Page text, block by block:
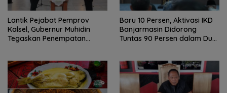
Lantik Pejabat Pemprov
Kalsel, Gubernur Muhidin
Tegaskan Penempatan
Baru 10 Persen, Aktivasi IKD
Banjarmasin Didorong
Tuntas 90 Persen dalam Dua